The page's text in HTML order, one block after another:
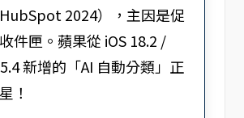
HubSpot 2024），主因是促
件匣。蘋果從 iOS 18.2 /
新增的「AI 自動分類」正
！